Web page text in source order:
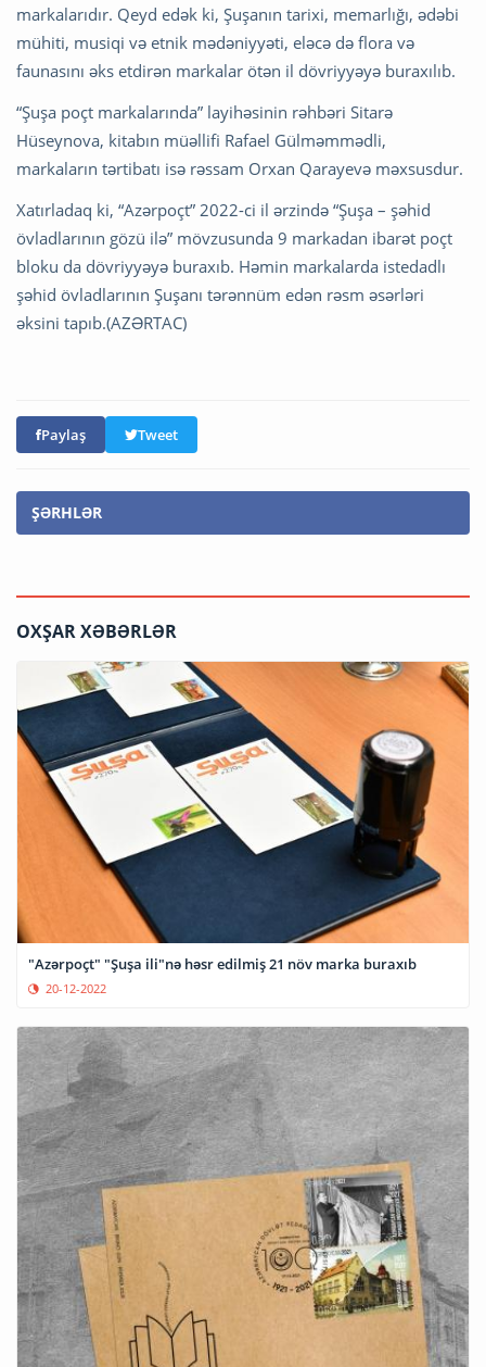
markalarıdır. Qeyd edək ki, Şuşanın tarixi, memarlığı, ədəbi
mühiti, musiqi və etnik mədəniyyəti, eləcə də flora və
faunasını əks etdirən markalar ötən il dövriyyəyə buraxılıb.
“Şuşa poçt markalarında” layihəsinin rəhbəri Sitarə
Hüseynova, kitabın müəllifi Rafael Gülməmmədli,
markaların tərtibatı isə rəssam Orxan Qarayevə məxsusdur.
Xatırladaq ki, “Azərpoçt” 2022-ci il ərzində “Şuşa – şəhid
övladlarının gözü ilə” mövzusunda 9 markadan ibarət poçt
bloku da dövriyyəyə buraxıb. Həmin markalarda istedadlı
şəhid övladlarının Şuşanı tərənnüm edən rəsm əsərləri
əksini tapıb.(AZƏRTAC)
Paylaş Tweet
ŞƏRHLƏR
OXŞAR XƏBƏRLƏR
"Azərpoçt" "Şuşa ili"nə həsr edilmiş 21 növ marka buraxıb
20-12-2022